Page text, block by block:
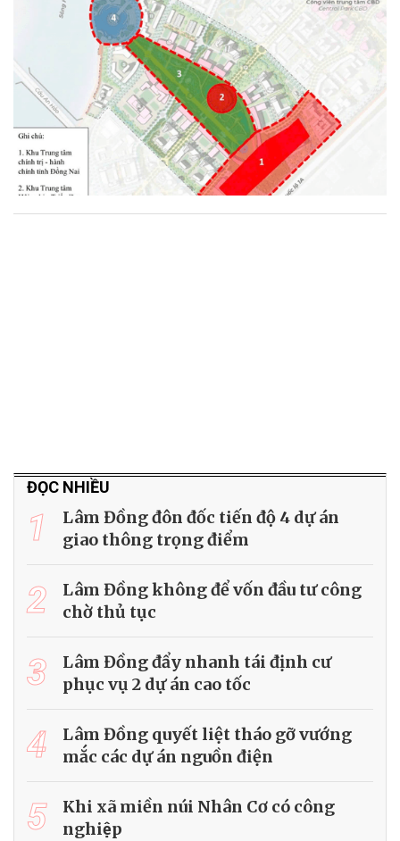
ĐỌC NHIỀU
1
Lâm Đồng đôn đốc tiến độ 4 dự án
giao thông trọng điểm
2
Lâm Đồng không để vốn đầu tư công
chờ thủ tục
3
Lâm Đồng đẩy nhanh tái định cư
phục vụ 2 dự án cao tốc
4
Lâm Đồng quyết liệt tháo gỡ vướng
mắc các dự án nguồn điện
5
Khi xã miền núi Nhân Cơ có công
nghiệp